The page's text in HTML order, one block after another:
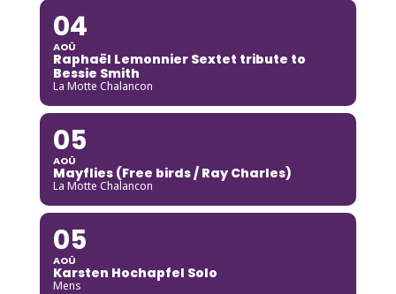
04
AOÛ
Raphaël Lemonnier Sextet tribute to
Bessie Smith
La Motte Chalancon
05
AOÛ
Mayflies (Free birds / Ray Charles)
La Motte Chalancon
05
AOÛ
Karsten Hochapfel Solo
Mens